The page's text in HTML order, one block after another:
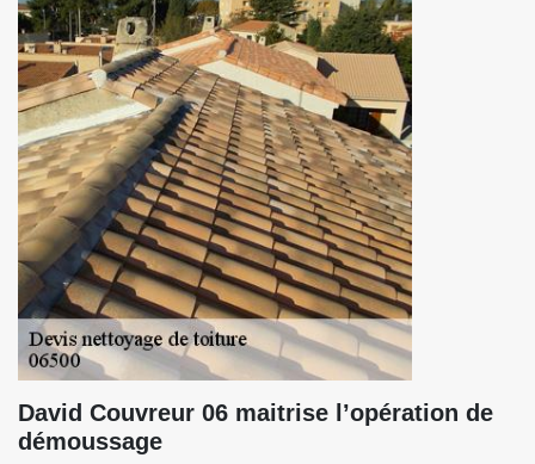
David Couvreur 06 maitrise l’opération de
démoussage